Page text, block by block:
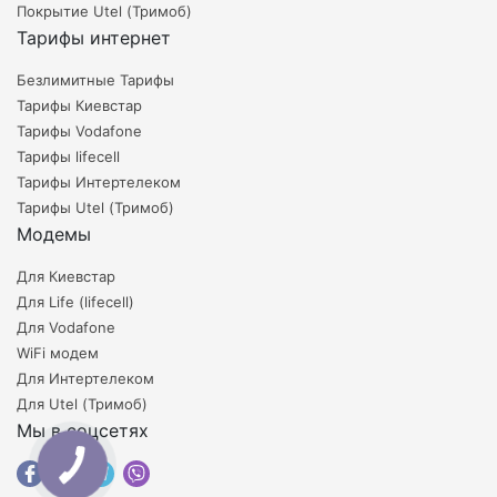
Покрытие Utel (Тримоб)
Тарифы интернет
Безлимитные Тарифы
Тарифы Киевстар
Тарифы Vodafone
Тарифы lifecell
Тарифы Интертелеком
Тарифы Utel (Тримоб)
Модемы
Для Киевстар
Для Life (lifecell)
Для Vodafone
WiFi модем
Для Интертелеком
Для Utel (Тримоб)
Мы в соцсетях